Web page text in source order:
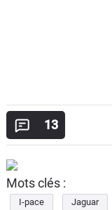
13
Mots clés :
I-pace Jaguar